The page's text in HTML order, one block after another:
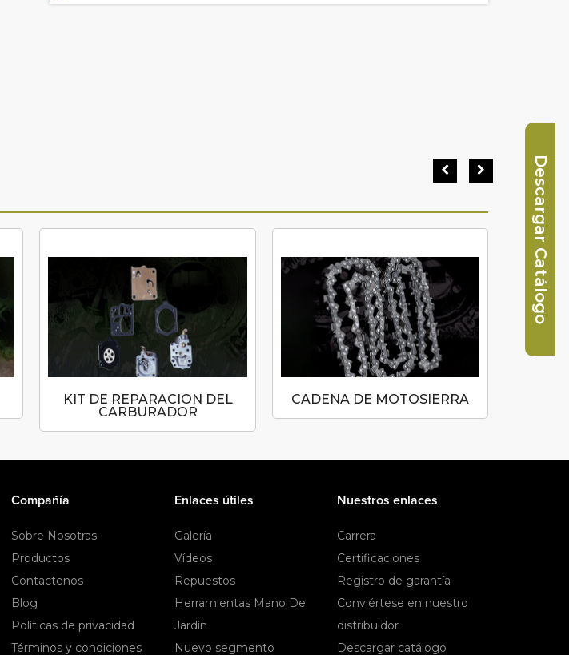
Descargar Catálogo
KIT DE REPARACION DEL
CARBURADOR
CADENA DE MOTOSIERRA
Compañía
Sobre Nosotras
Productos
Contactenos
Blog
Políticas de privacidad
Términos y condiciones
Enlaces útiles
Galería
Vídeos
Repuestos
Herramientas Mano De
Jardín
Nuevo segmento
Nuestros enlaces
Carrera
Certificaciones
Registro de garantía
Conviértese en nuestro
distribuidor
Descargar catálogo